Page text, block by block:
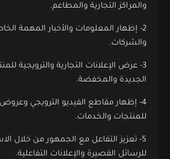
والمراكز التجارية والمطاعم.
2- إظهار المعلومات والأخبار المهمة
والشركات.
3- عرض الإعلانات التجارية والترويجية
الجديدة والمخفضة.
4- إظهار مقاطع الفيديو الترويجي
للمنتجات والخدمات.
5- تعزيز التفاعل مع الجمهور من خلال
للرسائل القصيرة والإعلانات التفاعلية.